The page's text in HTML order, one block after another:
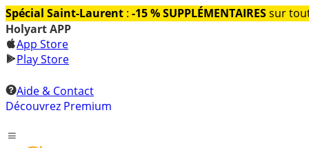
Spécial Saint-Laurent : -15 % SUPPLÉMENTAIRESsur
Holyart APP
App Store
Play Store
Aide & Contact
Découvrez Premium